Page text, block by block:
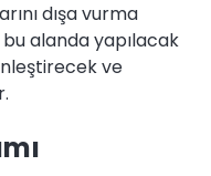
dışa vurma
alanda yapılacak
ve